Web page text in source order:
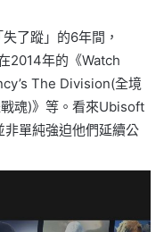
了蹤」的6年間，
2014年的《Watch
The Division(全境
魂)》等。看來Ubisoft
單純強迫他們延續公